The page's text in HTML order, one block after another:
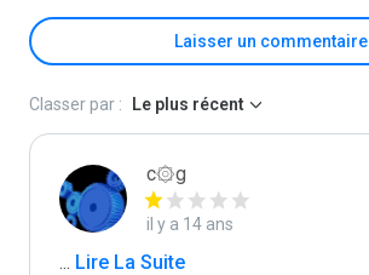
Laisser un commentaire
Classer par : Le plus récent
c۞g
il y a 14 ans
... Lire La Suite